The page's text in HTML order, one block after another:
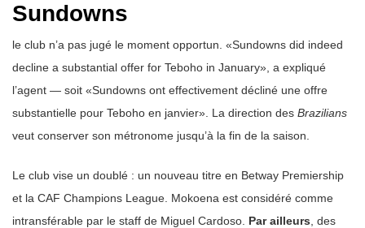
Sundowns
le club n’a pas jugé le moment opportun. «Sundowns did indeed
decline a substantial offer for Teboho in January», a expliqué
l’agent — soit «Sundowns ont effectivement décliné une offre
substantielle pour Teboho en janvier». La direction des Brazilians
veut conserver son métronome jusqu’à la fin de la saison.
Le club vise un doublé : un nouveau titre en Betway Premiership
et la CAF Champions League. Mokoena est considéré comme
intransférable par le staff de Miguel Cardoso. Par ailleurs , des